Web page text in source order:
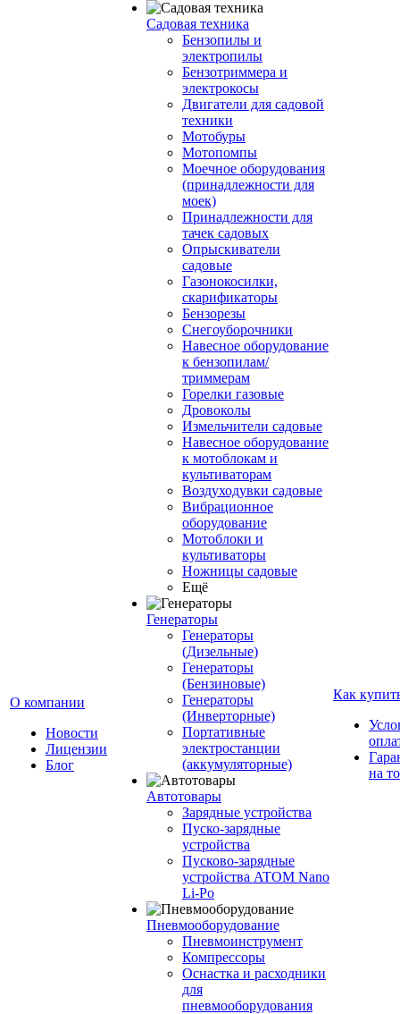
О компании
Новости
Лицензии
Блог
Садовая техника
Бензопилы и
электропилы
Бензотриммера и
электрокосы
Двигатели для садовой
техники
Мотобуры
Мотопомпы
Моечное оборудования
(принадлежности для
моек)
Принадлежности для
тачек садовых
Опрыскиватели
садовые
Газонокосилки,
скарификаторы
Бензорезы
Снегоуборочники
Навесное оборудование
к бензопилам/
триммерам
Горелки газовые
Дровоколы
Измельчители садовые
Навесное оборудование
к мотоблокам и
культиваторам
Воздуходувки садовые
Вибрационное
оборудование
Мотоблоки и
культиваторы
Ножницы садовые
Ещё
Генераторы
Генераторы
(Дизельные)
Генераторы
(Бензиновые)
Генераторы
(Инверторные)
Портативные
электростанции
(аккумуляторные)
Автотовары
Зарядные устройства
Пуско-зарядные
устройства
Пусково-зарядные
устройства ATOM Nano
Li-Po
Пневмооборудование
Пневмоинструмент
Компрессоры
Оснастка и расходники
для
пневмооборудования
Как
на